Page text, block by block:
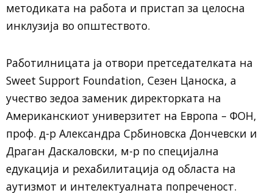
методиката на работа и пристап за целосна
инклузија во општеството.
Работилницата ја отвори претседателката на
Sweet Support Foundation, Сезен Цаноска, а
учество зедоа заменик директорката на
Американскиот универзитет на Европа – ФОН,
проф. д-р Александра Србиновска Дончевски и
Драган Даскаловски, м-р по специјална
едукација и рехабилитација од областа на
аутизмот и интелектуалната попреченoст.